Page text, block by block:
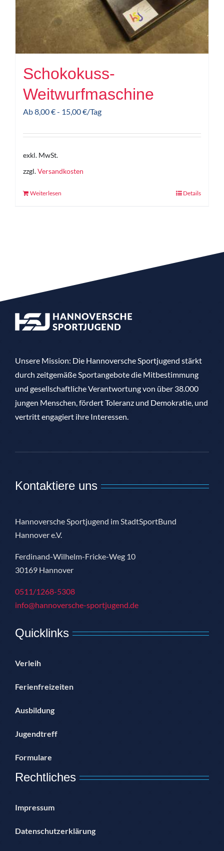
Schokokuss-
Weitwurfmaschine
Ab8,00€- 15,00€/Tag
exkl. MwSt.
zzgl.Versandkosten
Weiterlesen Details
Unsere Mission: Die Hannoversche Sportjugend stärkt
durch zeitgemäße Sportangebote die Mitbestimmung
und gesellschaftliche Verantwortung von über 38.000
jungen Menschen, fördert Toleranz und Demokratie, und
vertritt engagiert ihre Interessen.
Kontaktiere uns
Hannoversche Sportjugend im StadtSportBund
Hannover e.V.
Ferdinand-Wilhelm-Fricke-Weg 10
30169 Hannover
0511/1268-5308
info@hannoversche-sportjugend.de
Quicklinks
Verleih
Ferienfreizeiten
Ausbildung
Jugendtreff
Formulare
Rechtliches
Impressum
Datenschutzerklärung